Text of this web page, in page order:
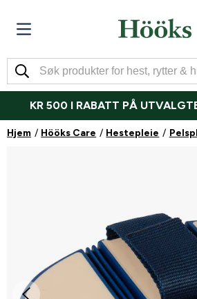
KR 500 I RABATT PÅ
Hjem Hööks Care Hestepleie